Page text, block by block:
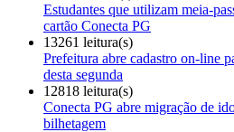
Estudantes que utilizam meia-
cartão Conecta PG
13261 leitura(s)
Prefeitura abre cadastro on-line
desta segunda
12818 leitura(s)
Conecta PG abre migração de
bilhetagem